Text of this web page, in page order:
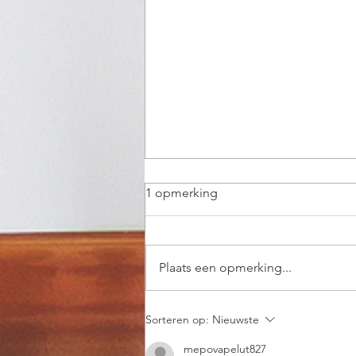
Spreken is zilver, zwijgen is
1 opmerking
Plaats een opmerking...
Sorteren op: Nieuwste
mepovapelut827